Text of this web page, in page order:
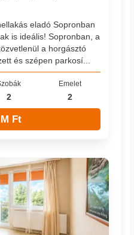
eladó Sopronban
is ideális! Sopronban, a
a horgásztó
és szépen parkosí...
2
Emelet
2
Ft